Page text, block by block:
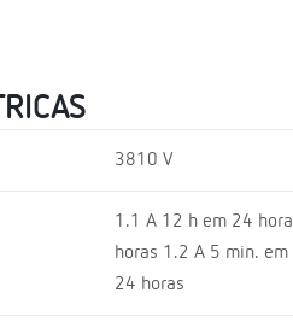
3810 V
1.1 A 12 h em 24
horas 1.2 A 5 min.
24 horas